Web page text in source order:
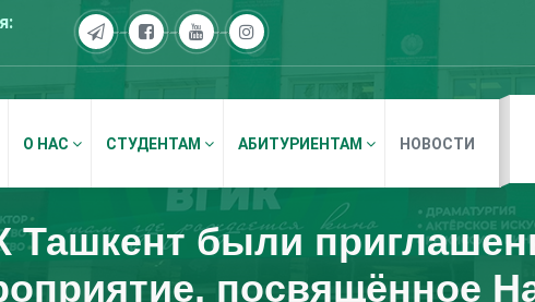
О НАС СТУДЕНТАМ АБИТУРИЕНТАМ НОВОСТИ
Ташкент были
посвящённое